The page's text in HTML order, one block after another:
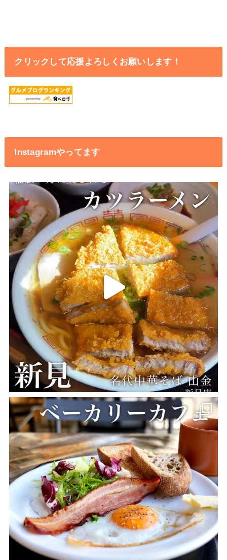
クリックして応援よろしくお願いします！
Instagramやってます